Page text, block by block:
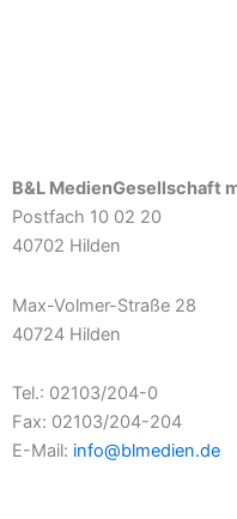
B&L MedienGesellschaft
Postfach 10 02 20
40702 Hilden
Max-Volmer-Straße 28
40724 Hilden
Tel.: 02103/204-0
Fax: 02103/204-204
E-Mail: info@blmedien.de